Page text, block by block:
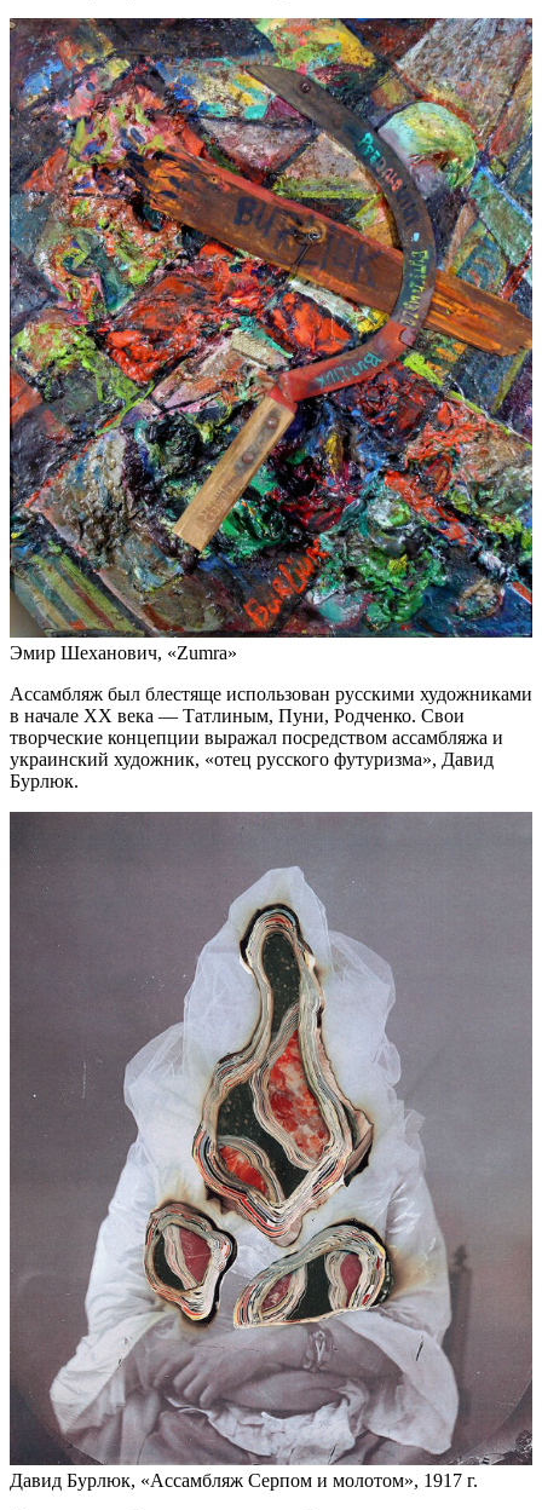
Эмир Шеханович, «Zumra»
Ассамбляж был блестяще использован русскими художниками
в начале XX века — Татлиным, Пуни, Родченко. Свои
творческие концепции выражал посредством ассамбляжа и
украинский художник, «отец русского футуризма», Давид
Бурлюк.
Давид Бурлюк, «Ассамбляж Серпом и молотом», 1917 г.